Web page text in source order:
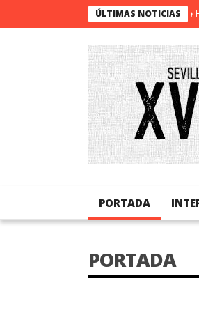
ÚLTIMAS NOTICIAS
La sorpresa de Herbert
PORTADA
PORTADA